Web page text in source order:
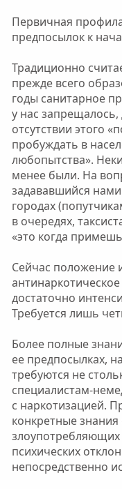
Первичная
предпосылок к
Традиционно
прежде всего
годы санитарное
у нас
отсутствии этого
пробуждать в
любопытства».
менее были. На
задававшийся
городах
в очередях,
«это когда
Сейчас положение
достаточно
Требуется лишь
Более полные
ее предпосылках,
требуются не
специалистам-
с наркотизацией.
конкретные знания
злоупотребляющих
психических
непосредственно